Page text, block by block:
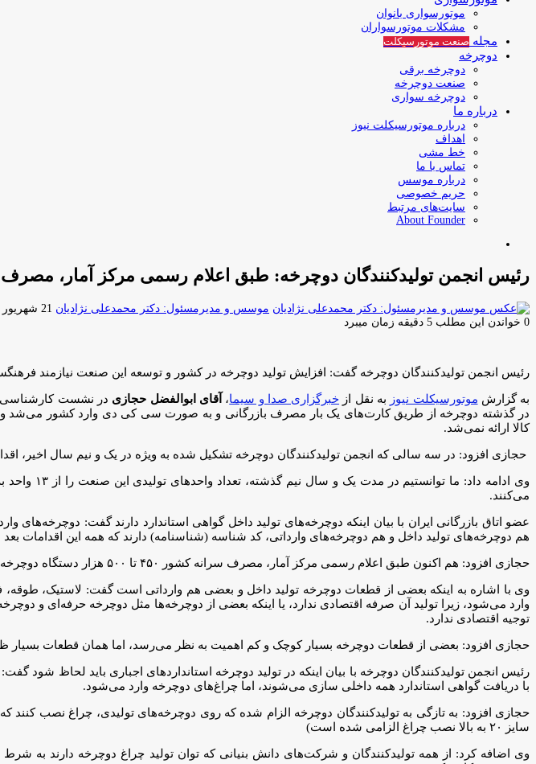
موتورسواری بانوان
مشکلات موتورسواران
مجله صنعت موتورسیکلت
دوچرخه
دوچرخه برقی
صنعت دوچرخه
دوچرخه سواری
درباره ما
درباره موتورسیکلت نیوز
اهداف
خط مشی
تماس با ما
درباره موسس
حریم خصوصی
سایت‌های مرتبط
About Founder
رئیس انجمن تولیدکنندگان دوچرخه: طبق اعلام رسمی مرکز آمار، مصرف سرانه کشور ۴۵۰ تا ۵۰۰ هزار
موسس و مدیرمسئول: دکتر محمدعلی نژادیان ارسال
21 شهریور 1402 15:07
0 خواندن این مطلب 5 دقیقه زمان میبرد
رئیس انجمن تولیدکنندگان دوچرخه گفت: افزایش تولید دوچرخه در کشور و توسعه این صنعت نیازمند
به گزارش موتورسیکلت نیوز به نقل از خبرگزاری صدا و سیما، آقای ابوالفضل حجازی در نشست کارشناسی
در گذشته دوچرخه از طریق کارت‌های یک بار مصرف بازرگانی و به صورت سی کی دی وارد کشور می‌شد و
کالا ارائه نمی‌شد.
حجازی افزود: در سه سالی که انجمن تولیدکنندگان دوچرخه تشکیل شده به ویژه در یک و نیم سال اخیر،
می‌کنند.
عضو اتاق بازرگانی ایران با بیان اینکه دوچرخه‌های تولید داخل گواهی استاندارد دارند گفت:
هم دوچرخه‌های تولید داخل و هم دوچرخه‌های وارداتی، کد شناسه (شناسنامه) دارند که همه این اقدامات
حجازی افزود: هم اکنون طبق اعلام رسمی مرکز آمار، مصرف سرانه کشور ۴۵۰ تا ۵۰۰ هزار دستگاه دوچرخه است.
وی با اشاره به اینکه بعضی از قطعات دوچرخه تولید داخل و بعضی هم وارداتی است گفت: لاستیک،
وارد می‌شود، زیرا تولید آن صرفه اقتصادی ندارد، یا اینکه بعضی از دوچرخه‌ها مثل دوچرخه حرفه‌ای و
توجیه اقتصادی ندارد.
حجازی افزود: بعضی از قطعات دوچرخه بسیار کوچک و کم اهمیت به نظر می‌رسد، اما همان قطعات
رئیس انجمن تولیدکنندگان دوچرخه با بیان اینکه در تولید دوچرخه استاندارد‌های اجباری باید لحاظ شود
با دریافت گواهی استاندارد همه داخلی سازی می‌شوند، اما چراغ‌های دوچرخه وارد می‌شود.
حجازی افزود: به تازگی به تولیدکنندگان دوچرخه الزام شده که روی دوچرخه‌های تولیدی، چراغ نصب
سایز ۲۰ به بالا نصب چراغ الزامی شده است)
وی اضافه کرد: از همه تولیدکنندگان و شرکت‌های دانش بنیانی که توان تولید چراغ دوچرخه دارند به شرط